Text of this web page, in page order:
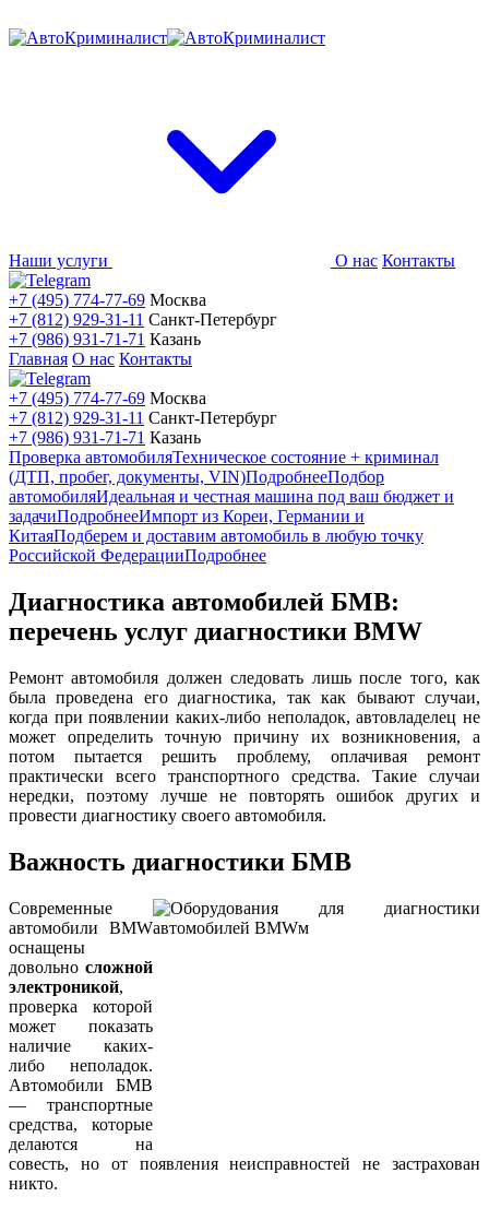
Наши услуги О нас Контакты
+7 (495) 774-77-69 Москва
+7 (812) 929-31-11 Санкт-Петербург
+7 (986) 931-71-71 Казань
Главная О нас Контакты
+7 (495) 774-77-69 Москва
+7 (812) 929-31-11 Санкт-Петербург
+7 (986) 931-71-71 Казань
Проверка автомобиляТехническое состояние + криминал
(ДТП, пробег, документы, VIN)ПодробнееПодбор
автомобиляИдеальная и честная машина под ваш бюджет и
задачиПодробнееИмпорт из Кореи, Германии и
КитаяПодберем и доставим автомобиль в любую точку
Российской ФедерацииПодробнее
Диагностика автомобилей БМВ:
перечень услуг диагностики BMW
Ремонт автомобиля должен следовать лишь после того, как
была проведена его диагностика, так как бывают случаи,
когда при появлении каких-либо неполадок, автовладелец не
может определить точную причину их возникновения, а
потом пытается решить проблему, оплачивая ремонт
практически всего транспортного средства. Такие случаи
нередки, поэтому лучше не повторять ошибок других и
провести диагностику своего автомобиля.
Важность диагностики БМВ
Современные
автомобили BMW
оснащены
довольно сложной
электроникой,
проверка которой
может показать
наличие каких-
либо неполадок.
Автомобили БМВ
— транспортные
средства, которые
делаются на
совесть, но от появления неисправностей не застрахован
никто.